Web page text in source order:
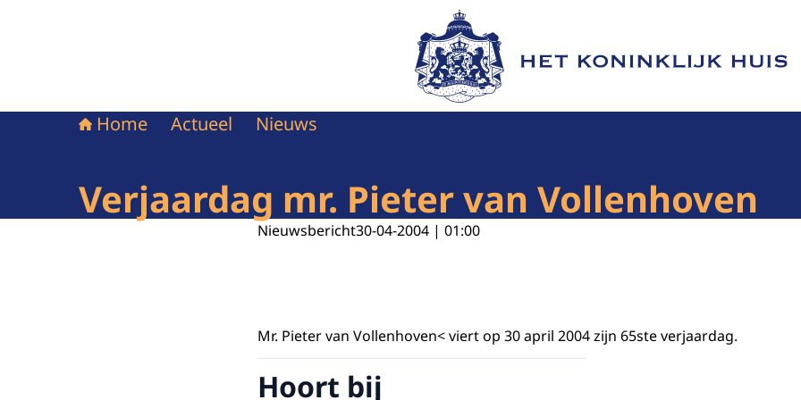
Naar de homepage van Het Koninklijk Huis
Home Actueel Nieuws
Verjaardag mr. Pieter van Vollenhoven
Nieuwsbericht30-04-2004 | 01:00
Mr. Pieter van Vollenhoven< viert op 30 april 2004 zijn 65ste verjaardag.
Hoort bij